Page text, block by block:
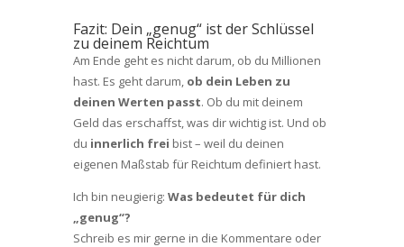
Fazit: Dein „genug“ ist der Schlüssel
zu deinem Reichtum
Am Ende geht es nicht darum, ob du Millionen
hast. Es geht darum, ob dein Leben zu
deinen Werten passt. Ob du mit deinem
Geld das erschaffst, was dir wichtig ist. Und ob
du innerlich frei bist – weil du deinen
eigenen Maßstab für Reichtum definiert hast.
Ich bin neugierig: Was bedeutet für dich
„genug“?
Schreib es mir gerne in die Kommentare oder